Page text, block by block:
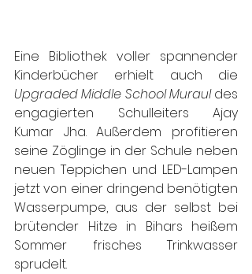
Eine Bibliothek voller spannender
Upgraded Middle School Muraul des
engagierten Schulleiters Ajay
Kumar Jha. Außerdem profitieren
seine Zöglinge in der Schule neben
neuen Teppichen und LED-Lampen
jetzt von einer dringend benötigten
Wasserpumpe, aus der selbst bei
brütender Hitze in Bihars heißem
Sommer frisches Trinkwasser
sprudelt.